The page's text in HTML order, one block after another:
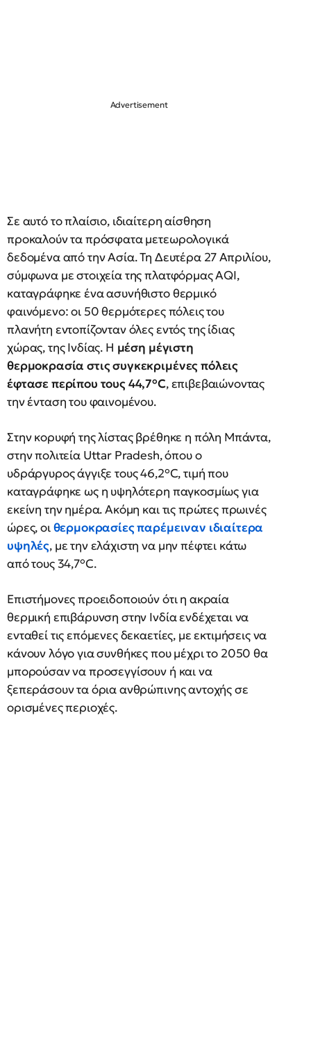
Σε αυτό το πλαίσιο, ιδιαίτερη αίσθηση
προκαλούν τα πρόσφατα μετεωρολογικά
δεδομένα από την Ασία. Τη Δευτέρα 27 Απριλίου,
σύμφωνα με στοιχεία της πλατφόρμας AQI,
καταγράφηκε ένα ασυνήθιστο θερμικό
φαινόμενο: οι 50 θερμότερες πόλεις του
πλανήτη εντοπίζονταν όλες εντός της ίδιας
χώρας, της Ινδίας. Η μέση μέγιστη
θερμοκρασία στις συγκεκριμένες πόλεις
έφτασε περίπου τους 44,7°C, επιβεβαιώνοντας
την ένταση του φαινομένου.
Στην κορυφή της λίστας βρέθηκε η πόλη Μπάντα,
στην πολιτεία Uttar Pradesh, όπου ο
υδράργυρος άγγιξε τους 46,2°C, τιμή που
καταγράφηκε ως η υψηλότερη παγκοσμίως για
εκείνη την ημέρα. Ακόμη και τις πρώτες πρωινές
ώρες, οιθερμοκρασίες παρέμειναν ιδιαίτερα
υψηλές, με την ελάχιστη να μην πέφτει κάτω
από τους 34,7°C.
Επιστήμονες προειδοποιούν ότι η ακραία
θερμική επιβάρυνση στην Ινδία ενδέχεται να
ενταθεί τις επόμενες δεκαετίες, με εκτιμήσεις να
κάνουν λόγο για συνθήκες που μέχρι το 2050 θα
μπορούσαν να προσεγγίσουν ή και να
ξεπεράσουν τα όρια ανθρώπινης αντοχής σε
ορισμένες περιοχές.